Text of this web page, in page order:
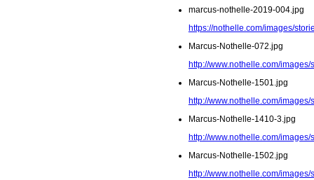
marcus-nothelle-2019-004.jpg
https://nothelle.com/images/
Marcus-Nothelle-072.jpg
http://www.nothelle.com/
Marcus-Nothelle-1501.jpg
http://www.nothelle.com/
Marcus-Nothelle-1410-3.jpg
http://www.nothelle.com/
Marcus-Nothelle-1502.jpg
http://www.nothelle.com/